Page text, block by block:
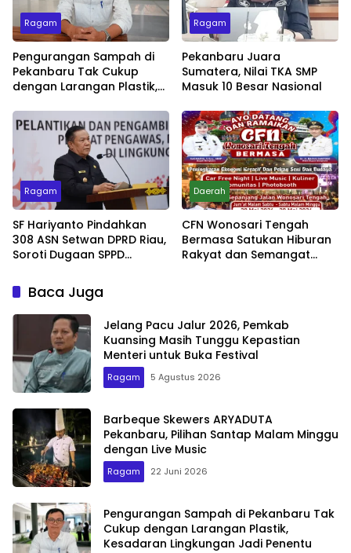
Ragam
Pengurangan Sampah di
Pekanbaru Tak Cukup
dengan Larangan Plastik,
Jadi Penentu
Ragam
Pekanbaru Juara
Sumatera, Nilai TKA SMP
Masuk 10 Besar Nasional
Ragam
SF Hariyanto Pindahkan
308 ASN Setwan DPRD Riau,
Soroti Dugaan SPPD
Daerah
CFN Wonosari Tengah
Bermasa Satukan Hiburan
Rakyat dan Semangat
Baca Juga
Jelang Pacu Jalur 2026, Pemkab
Kuansing Masih Tunggu Kepastian
Menteri untuk Buka Festival
Ragam 5 Agustus 2026
Barbeque Skewers ARYADUTA
Pekanbaru, Pilihan Santap Malam Minggu
dengan Live Music
Ragam 22 Juni 2026
Pengurangan Sampah di Pekanbaru Tak
Cukup dengan Larangan Plastik,
Kesadaran Lingkungan Jadi Penentu